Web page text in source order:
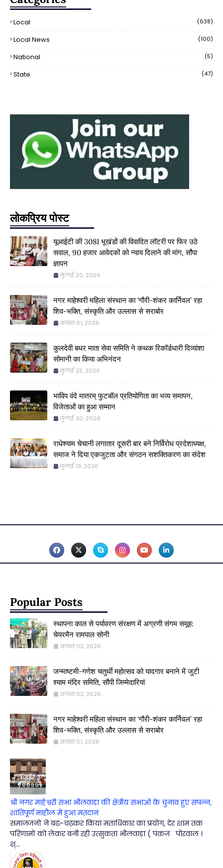
Local (638)
Local News (100)
National (5)
State (47)
लोकप्रिय पोस्ट
यूआईटी की 3081 भूखंडों की विवादित लॉटरी पर फिर उठे
सवाल, 90 हजार आवेदकों को न्याय दिलाने की मांग, सौंपा
ज्ञापन
जुलाई 20, 2026
नगर माहेश्वरी महिला संस्थान का ‘गौरी-शंकर कार्निवल’ रहा
शिव-भक्ति, संस्कृति और उल्लास से सराबोर
अगस्त 01, 2026
कुलदेवी बधर माता सेवा समिति ने कथक रिकॉर्डधारी दिव्यांशा
सोमानी का किया अभिनंदन
जुलाई 25, 2026
भाविप वंदे मातरम् फुटबॉल प्रतियोगिता का भव्य समापन,
विजेताओं का हुआ सम्मान
जुलाई 20, 2026
राधेश्याम चेचानी लगातार दूसरी बार बने निर्विरोध प्रदेशाध्यक्ष,
समाज ने दिया एकजुटता और संगठन सशक्तिकरण का संदेश
जुलाई 19, 2026
Popular Posts
स्थापना काल से पर्यावरण संरक्षण में अग्रणी संगम समूह:
चेयरमैन रामपाल सोनी
अगस्त 02, 2026
जन्माष्टमी-गणेश चतुर्थी महोत्सव को यादगार बनाने में जुटी
श्याम मंदिर समिति, सौंपी जिम्मेदारियां
अगस्त 02, 2026
नगर माहेश्वरी महिला संस्थान का ‘गौरी-शंकर कार्निवल’ रहा
शिव-भक्ति, संस्कृति और उल्लास से सराबोर
अगस्त 01, 2026
श्री नगर माहेश्वरी सभा भीलवाड़ा की क्षेत्रीय सभाओं के चुनाव हुए संपन्न,
शांतिपूर्ण माहौल में हुआ मतदान
समाजजनों ने बढ़-चढ़कर किया मताधिकार का प्रयोग, देर शाम तक
परिणामों को लेकर बनी रही उत्सुकता भीलवाड़ा ( पंकज पोरवाल ।
श्...